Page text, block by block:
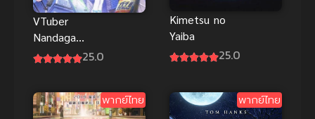
VTuber
Nandaga
Haishin Kiri25.0
Kimetsu no
Yaiba
25.0
พากย์ไทย พากย์ไทย